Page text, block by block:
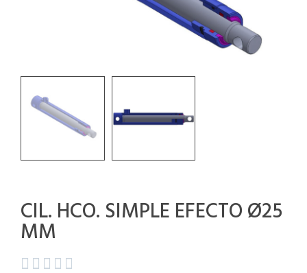
CIL. HCO. SIMPLE EFECTO Ø25
MM
    